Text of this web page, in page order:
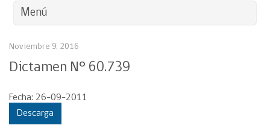
Menú
Noviembre 9, 2016
Dictamen N° 60.739
Fecha: 26-09-2011
Descarga